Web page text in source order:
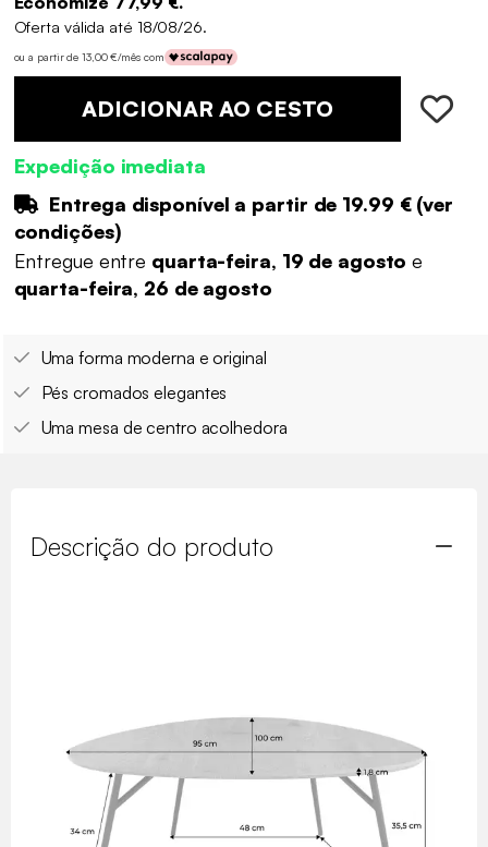
Oferta válida até 18/08/26.
ou a partir de 13,00 €/mês com
ADICIONAR AO CESTO
Expedição imediata
Entrega disponível a partir de 19.99 €(ver
condições)
Entregue entre quarta-feira, 19 de agostoe
quarta-feira, 26 de agosto
Uma forma moderna e original
Pés cromados elegantes
Uma mesa de centro acolhedora
Descrição do produto